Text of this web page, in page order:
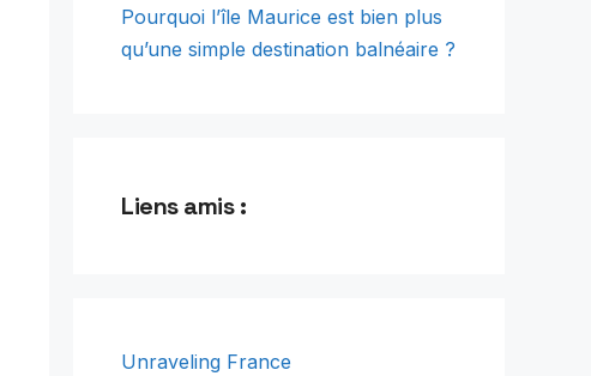
Pourquoi l’île Maurice est bien plus
qu’une simple destination balnéaire ?
Liens amis :
Unraveling France